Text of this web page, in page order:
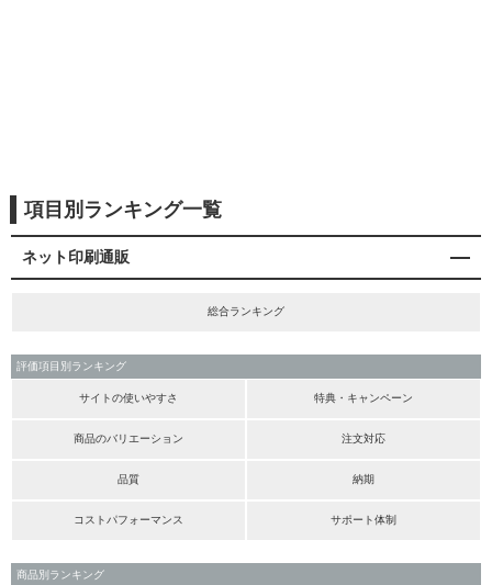
項目別ランキング一覧
ネット印刷通販
総合ランキング
評価項目別ランキング
サイトの使いやすさ 特典・キャンペーン
商品のバリエーション 注文対応
品質 納期
コストパフォーマンス サポート体制
商品別ランキング